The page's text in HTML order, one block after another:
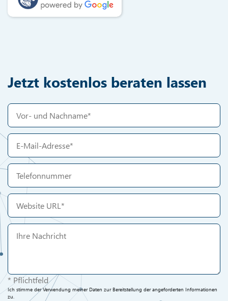
Jetzt kostenlos beraten lassen
* Pflichtfeld
Ich stimme der Verwendung meiner Daten zur Bereitstellung der angeforderten Informationen
zu.